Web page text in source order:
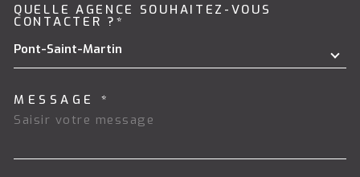
QUELLE AGENCE SOUHAITEZ-VOUS
CONTACTER ?*
Pont-Saint-Martin
MESSAGE *